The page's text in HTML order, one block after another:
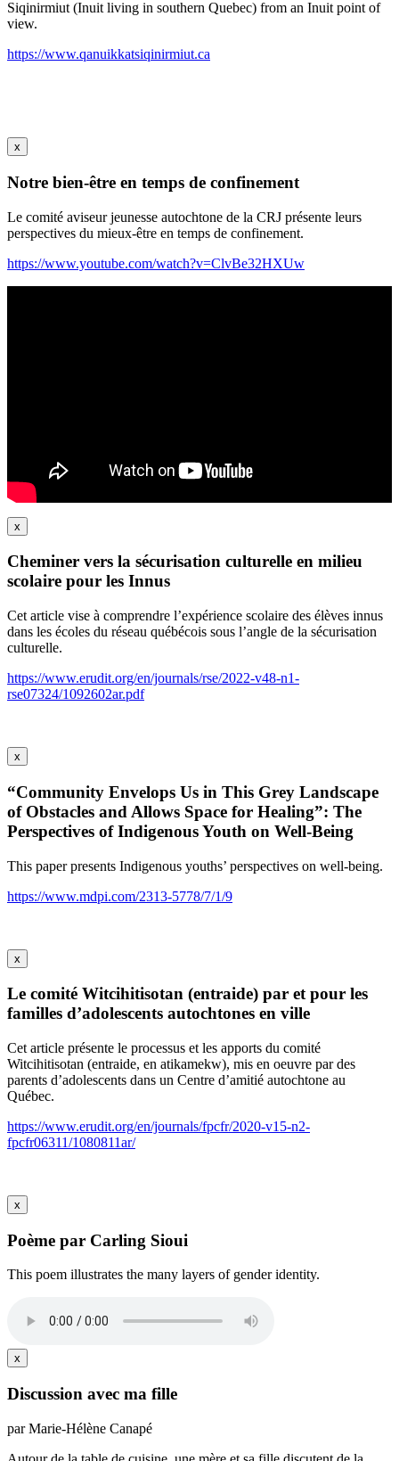
Siqinirmiut (Inuit living in southern Quebec) from an Inuit point of
view.
https://www.qanuikkatsiqinirmiut.ca
x
Notre bien-être en temps de confinement
Le comité aviseur jeunesse autochtone de la CRJ présente leurs
perspectives du mieux-être en temps de confinement.
https://www.youtube.com/watch?v=ClvBe32HXUw
x
Cheminer vers la sécurisation culturelle en milieu
scolaire pour les Innus
Cet article vise à comprendre l’expérience scolaire des élèves innus
dans les écoles du réseau québécois sous l’angle de la sécurisation
culturelle.
https://www.erudit.org/en/journals/rse/2022-v48-n1-
rse07324/1092602ar.pdf
x
“Community Envelops Us in This Grey Landscape
of Obstacles and Allows Space for Healing”: The
Perspectives of Indigenous Youth on Well-Being
This paper presents Indigenous youths’ perspectives on well-being.
https://www.mdpi.com/2313-5778/7/1/9
x
Le comité Witcihitisotan (entraide) par et pour les
familles d’adolescents autochtones en ville
Cet article présente le processus et les apports du comité
Witcihitisotan (entraide, en atikamekw), mis en oeuvre par des
parents d’adolescents dans un Centre d’amitié autochtone au
Québec.
https://www.erudit.org/en/journals/fpcfr/2020-v15-n2-
fpcfr06311/1080811ar/
x
Poème par Carling Sioui
This poem illustrates the many layers of gender identity.
x
Discussion avec ma fille
par Marie-Hélène Canapé